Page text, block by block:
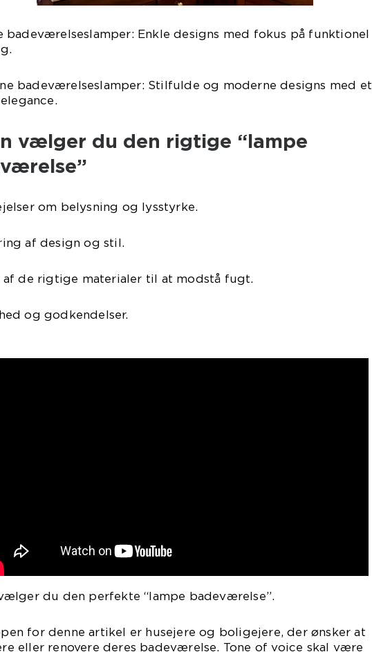
badeværelseslamper: Enkle designs med fokus på funktionel
badeværelseslamper: Stilfulde og moderne designs med et
vælger du den rigtige “lampe
om belysning og lysstyrke.
af design og stil.
af de rigtige materialer til at modstå fugt.
og godkendelser.
du den perfekte “lampe badeværelse”.
for denne artikel er husejere og boligejere, der ønsker at
eller renovere deres badeværelse. Tone of voice skal være